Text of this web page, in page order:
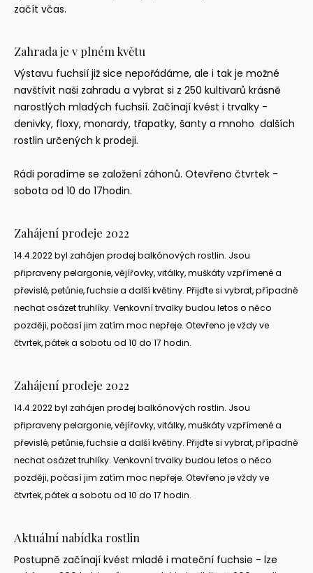
začít včas.
Zahrada je v plném květu
Výstavu fuchsií již sice nepořádáme, ale i tak je možné
navštívit naši zahradu a vybrat si z 250 kultivarů krásně
narostlých mladých fuchsií. Začínají kvést i trvalky -
denivky, floxy, monardy, třapatky, šanty a mnoho dalších
rostlin určených k prodeji.
Rádi poradíme se založení záhonů. Otevřeno čtvrtek -
sobota od 10 do 17hodin.
Zahájení prodeje 2022
14.4.2022 byl zahájen prodej balkónových rostlin. Jsou
připraveny pelargonie, vějířovky, vitálky, muškáty vzpřímené a
převislé, petůnie, fuchsie a další květiny. Přijďte si vybrat, případně
nechat osázet truhlíky. Venkovní trvalky budou letos o něco
později, počasí jim zatím moc nepřeje. Otevřeno je vždy ve
čtvrtek, pátek a sobotu od 10 do 17 hodin.
Zahájení prodeje 2022
14.4.2022 byl zahájen prodej balkónových rostlin. Jsou
připraveny pelargonie, vějířovky, vitálky, muškáty vzpřímené a
převislé, petůnie, fuchsie a další květiny. Přijďte si vybrat, případně
nechat osázet truhlíky. Venkovní trvalky budou letos o něco
později, počasí jim zatím moc nepřeje. Otevřeno je vždy ve
čtvrtek, pátek a sobotu od 10 do 17 hodin.
Aktuálnínabídka rostlin
Postupně začínají kvést mladé i mateční fuchsie - lze